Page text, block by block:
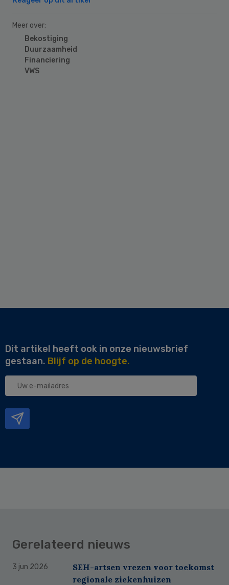
Meer over:
Bekostiging
Duurzaamheid
Financiering
VWS
Dit artikel heeft ook in onze nieuwsbrief
gestaan. Blijf op de hoogte.
Uw
Gerelateerd nieuws
3 jun 2026
SEH-artsen vrezen voor toekomst
regionale ziekenhuizen